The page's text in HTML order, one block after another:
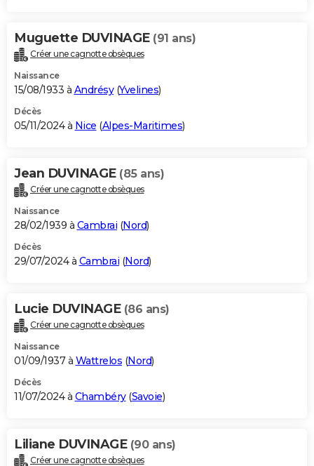
Muguette DUVINAGE (91 ans)
Créer une cagnotte obsèques
Naissance
15/08/1933 à Andrésy(Yvelines)
Décès
05/11/2024 à Nice (Alpes-Maritimes)
Jean DUVINAGE (85 ans)
Créer une cagnotte obsèques
Naissance
28/02/1939 à Cambrai (Nord)
Décès
29/07/2024 à Cambrai (Nord)
Lucie DUVINAGE (86 ans)
Créer une cagnotte obsèques
Naissance
01/09/1937 à Wattrelos (Nord)
Décès
11/07/2024 à Chambéry(Savoie)
Liliane DUVINAGE (90 ans)
Créer une cagnotte obsèques